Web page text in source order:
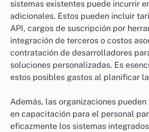
sistemas existentes puede incurrir
adicionales. Estos pueden incluir
API, cargos de suscripción por
integración de terceros o costos
contratación de desarrolladores
soluciones personalizadas. Es
estos posibles gastos al planificar
Además, las organizaciones
en capacitación para el personal
eficazmente los sistemas